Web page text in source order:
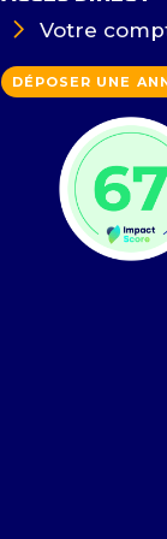
Votre
DÉPOSER UNE